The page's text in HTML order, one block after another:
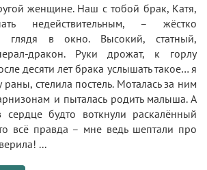
женщине. Наш с тобой брак, Катя,
недействительным, – жёстко
глядя в окно. Высокий, статный,
дракон. Руки дрожат, к горлу
десяти лет брака услышать такое… я
стелила постель. Моталась за ним
и пыталась родить малыша. А
сердце будто воткнули раскалённый
всё правда – мне ведь шептали про
...